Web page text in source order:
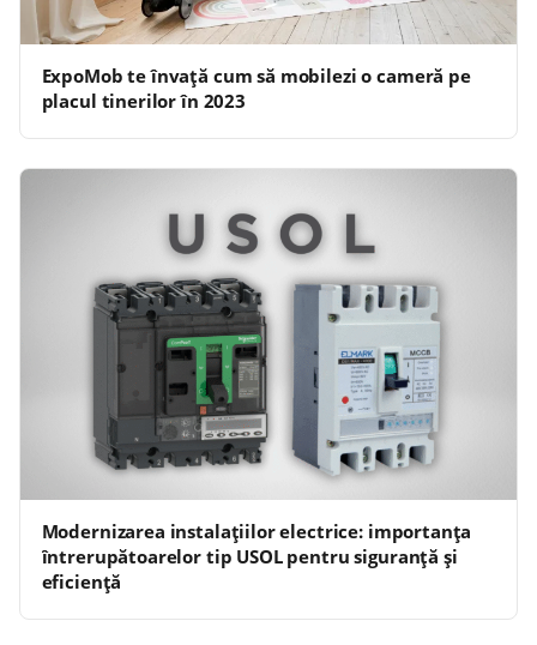
ExpoMob te învață cum să mobilezi o cameră pe
placul tinerilor în 2023
Modernizarea instalațiilor electrice: importanța
întrerupătoarelor tip USOL pentru siguranță și
eficiență